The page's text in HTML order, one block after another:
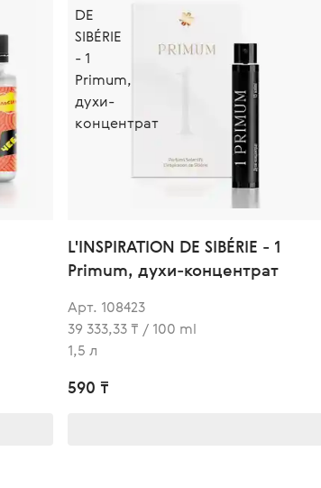
L'INSPIRATION DE SIBÉRIE - 1
Primum, духи-концентрат
Арт. 108423
39 333,33 ₸ / 100 ml
1,5 л
590 ₸